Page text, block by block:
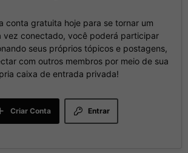
conta gratuita hoje para se tornar um
vez conectado, você poderá participar
seus próprios tópicos e postagens,
com outros membros por meio de sua
caixa de entrada privada!
Entrar
Criar Conta